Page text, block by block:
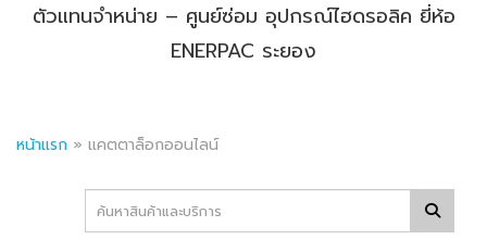
ตัวแทนจำหน่าย – ศูนย์ซ่อม อุปกรณ์ไฮดรอลิค ยี่ห้อ
ENERPAC ระยอง
หน้าแรก » แคตตาล็อกออนไลน์